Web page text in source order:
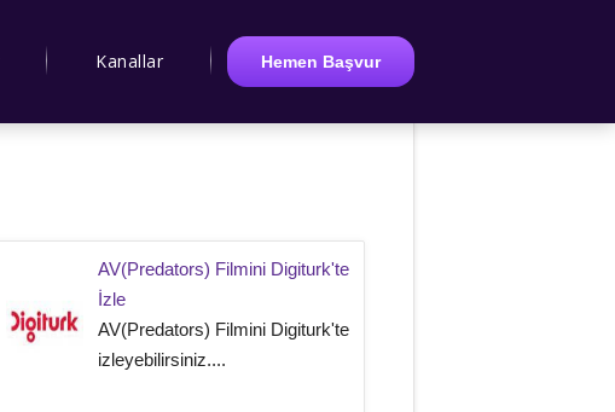
Kanallar Hemen Başvur
AV(Predators) Filmini Digiturk'te
İzle
AV(Predators) Filmini Digiturk'te
izleyebilirsiniz....